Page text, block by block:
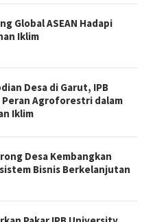
Global ASEAN Hadapi
Iklim
Desa di Garut, IPB
Agroforestri dalam
Iklim
Desa Kembangkan
Bisnis Berkelanjutan